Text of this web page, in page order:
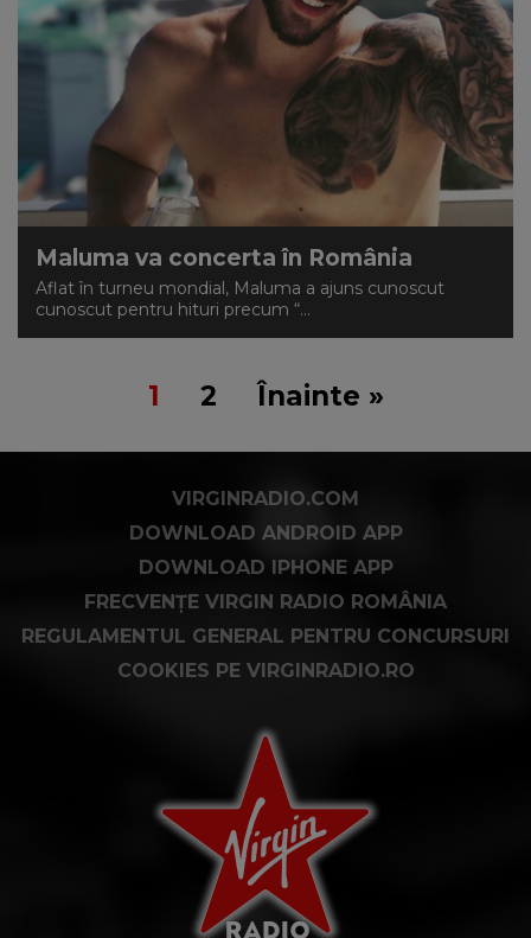
Maluma va concerta în România
Aflat în turneu mondial, Maluma a ajuns cunoscut
cunoscut pentru hituri precum “...
1 2 Înainte »
VIRGINRADIO.COM
DOWNLOAD ANDROID APP
DOWNLOAD IPHONE APP
FRECVENȚE VIRGIN RADIO ROMÂNIA
REGULAMENTUL GENERAL PENTRU CONCURSURI
COOKIES PE VIRGINRADIO.RO